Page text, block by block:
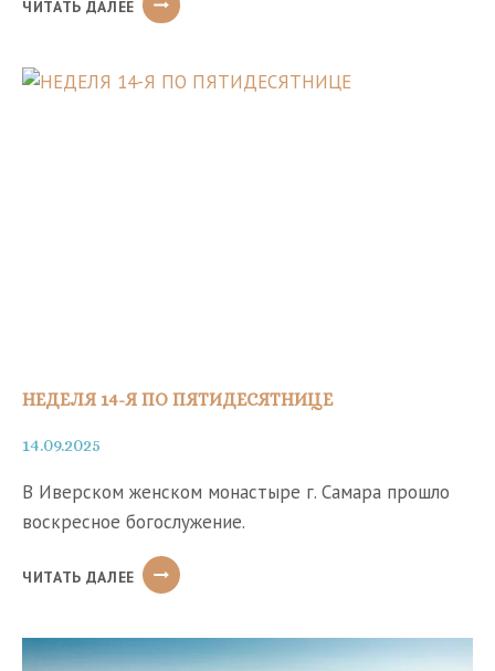
ЧИТАТЬ ДАЛЕЕ
СЕМЕЙНЫЙ
«НОВОЛЕТИЕ»
НЕДЕЛЯ 14-Я ПО ПЯТИДЕСЯТНИЦЕ
14.09.2025
В Иверском женском монастыре г. Самара прошло
воскресное богослужение.
ЧИТАТЬ ДАЛЕЕ
НЕДЕЛЯ
14-
ПО
ПЯТИДЕСЯТНИЦЕ